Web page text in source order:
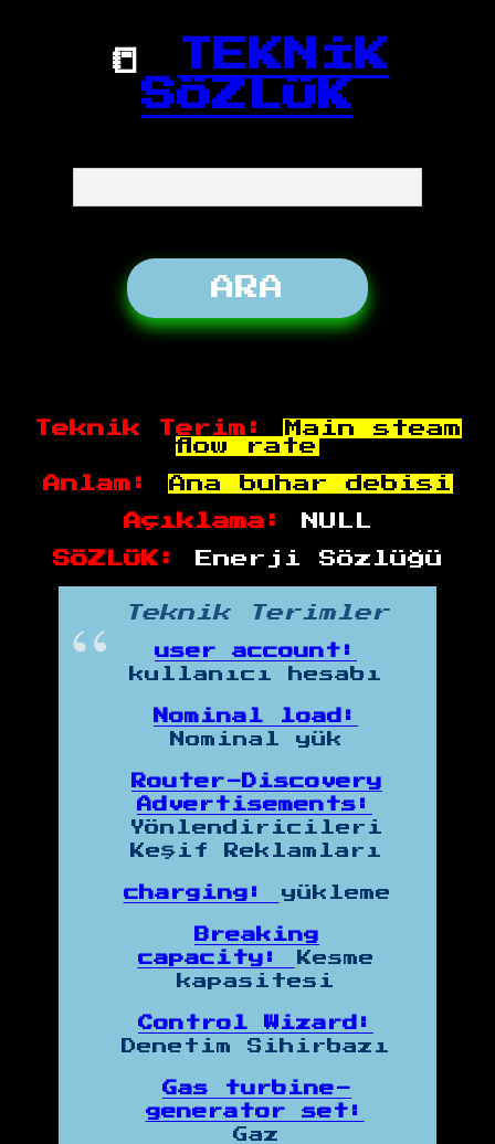
📒
TEKNİK
SÖZLÜK
Teknik Terim:
Main steam
flow rate
Anlam: Ana buhar debisi
Açıklama: NULL
SÖZLÜK: Enerji Sözlüğü
Teknik Terimler
user account:
kullanıcı hesabı
Nominal load:
Nominal yük
Router-Discovery
Advertisements:
Yönlendiricileri
Keşif Reklamları
charging: yükleme
Breaking
capacity:
Kesme
kapasitesi
Control Wizard:
Denetim Sihirbazı
Gas turbine-
generator set:
Gaz